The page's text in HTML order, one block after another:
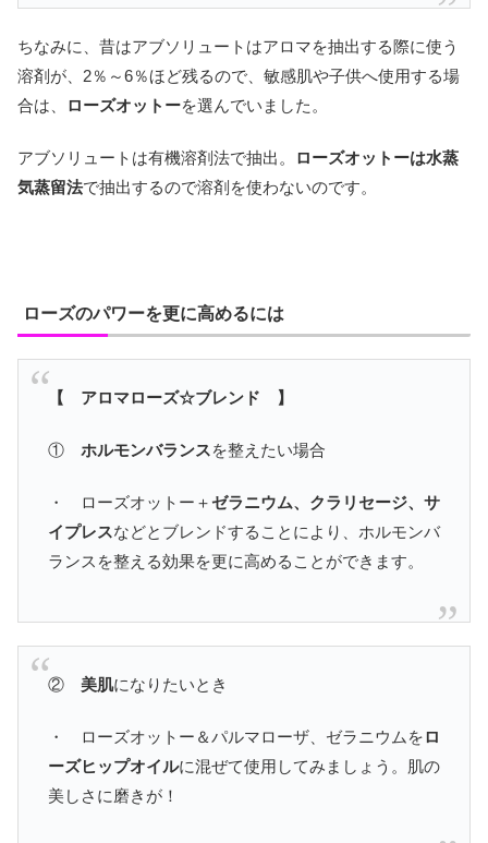
ちなみに、昔はアブソリュートはアロマを抽出する際に使う
溶剤が、2％～6％ほど残るので、敏感肌や子供へ使用する場
合は、
ローズオットーを選んでいました。
アブソリュートは有機溶剤法で抽出。
ローズオットーは水蒸
気蒸留法で抽出するので溶剤を使わないのです。
ローズのパワーを更に高めるには
【 アロマローズ☆ブレンド 】
① ホルモンバランスを整えたい場合
・ ローズオットー＋ ゼラニウム、クラリセージ、サ
イプレスなどとブレンドすることにより、ホルモンバ
ランスを整える効果を更に高めることができます。
② 美肌になりたいとき
・ ローズオットー＆パルマローザ、ゼラニウムをロ
ーズヒップオイルに混ぜて使用してみましょう。肌の
美しさに磨きが！